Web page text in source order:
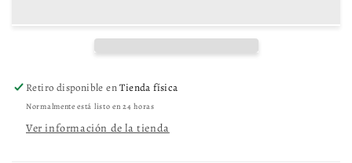
Retiro disponible enTienda física
Normalmente está listo en 24 horas
Ver información de la tienda